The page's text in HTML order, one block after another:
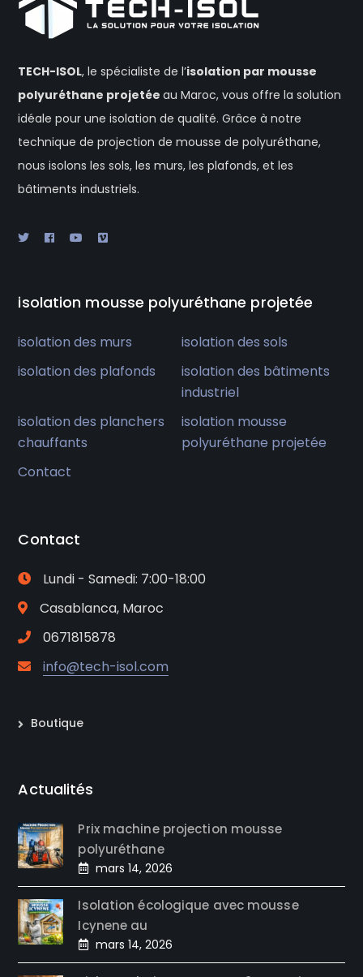
TECH-ISOL, le spécialiste de l’isolation par mousse
polyuréthane projetéeau Maroc, vous offre la solution
idéale pour une isolation de qualité. Grâce à notre
technique de projection de mousse de polyuréthane,
nous isolons les sols, les murs, les plafonds, et les
bâtiments industriels.
isolation mousse polyuréthane projetée
isolation des murs
isolation des sols
isolation des plafonds
isolation des bâtiments
industriel
isolation des planchers
chauffants
isolation mousse
polyuréthane projetée
Contact
Contact
Lundi - Samedi: 7:00-18:00
Casablanca, Maroc
0671815878
info@tech-isol.com
Boutique
Actualités
Prix machine projection mousse
polyuréthane
mars 14, 2026
Isolation écologique avec mousse
Icynene au
mars 14, 2026